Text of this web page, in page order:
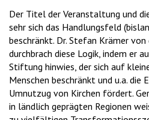
Der Titel der Veranstaltung und
sehr sich das Handlungsfeld
beschränkt. Dr. Stefan Krämer
durchbrach diese Logik, indem er
Stiftung hinwies, der sich auf
Menschen beschränkt und u.a. die
Umnutzug von Kirchen fördert.
in ländlich geprägten Regionen